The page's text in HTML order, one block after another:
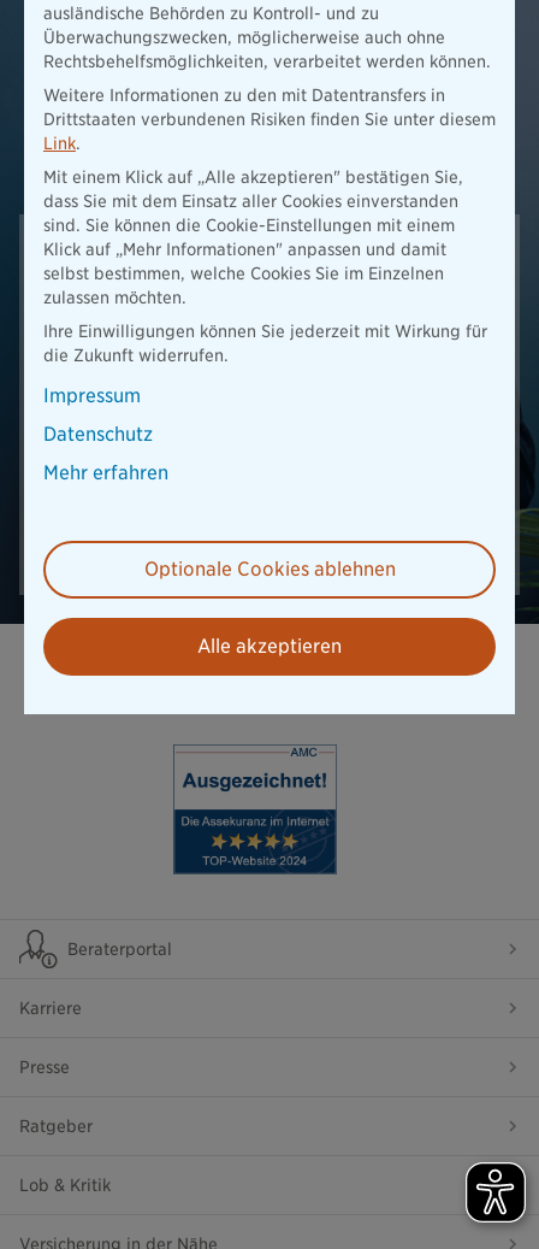
Bleiben Sie am Ball!
Mit dem Newsletter der Bayerischen sind Sie immer up-to-
date. Wir informieren Sie regelmäßig über neue Produkte
und Service-Angebote, Sonderaktionen und aktuelle
E-Mail-Adresse
Abonnieren
Beraterportal
Karriere
Presse
Ratgeber
Lob & Kritik
Versicherung in der Nähe
ausländische Behörden zu Kontroll- und zu
Überwachungszwecken, möglicherweise auch ohne
Rechtsbehelfsmöglichkeiten, verarbeitet werden können.
Weitere Informationen zu den mit Datentransfers in
Drittstaaten verbundenen Risiken finden Sie unter diesem
Link.
Mit einem Klick auf „Alle akzeptieren" bestätigen Sie,
dass Sie mit dem Einsatz aller Cookies einverstanden
sind. Sie können die Cookie-Einstellungen mit einem
Klick auf „Mehr Informationen" anpassen und damit
selbst bestimmen, welche Cookies Sie im Einzelnen
zulassen möchten.
Ihre Einwilligungen können Sie jederzeit mit Wirkung für
die Zukunft widerrufen.
Impressum
Datenschutz
Mehr erfahren
Optionale Cookies ablehnen
Alle akzeptieren